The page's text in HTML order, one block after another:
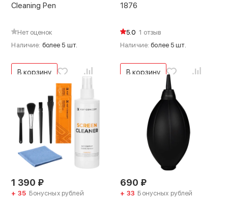
Cleaning Pen
Нет оценок
Наличие: более 5 шт.
В корзину
1876
5.0 1 отзыв
Наличие:более 5 шт.
В корзину
1 390 ₽
+ 35 Бонусных рублей
690 ₽
+ 33 Бонусных рублей